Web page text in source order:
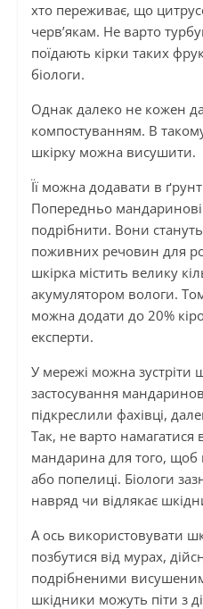
хто переживає, що
черв’якам. Не варто
поїдають кірки таких
біологи.
Однак далеко не кожен
компостуванням. В
шкірку можна висушити.
Її можна додавати в
Попередньо
подрібнити. Вони
поживних речовин для
шкірка містить велику
акумулятором вологи.
можна додати до 20%
експерти.
У мережі можна зустріти
застосування
підкреслили фахівці,
Так, не варто намагатися
мандарина для того, щоб
або попелиці. Біологи
навряд чи відлякає
А ось використовувати
позбутися від мурах,
подрібненими
шкідники можуть піти з